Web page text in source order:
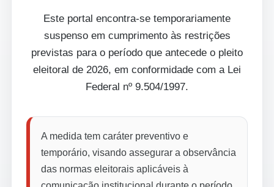
Este portal encontra-se temporariamente
suspenso em cumprimento às restrições
previstas para o período que antecede o pleito
eleitoral de 2026, em conformidade com a Lei
Federal nº 9.504/1997.
A medida tem caráter preventivo e
temporário, visando assegurar a observância
das normas eleitorais aplicáveis à